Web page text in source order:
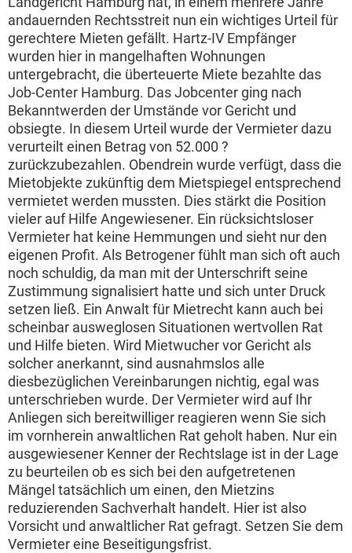
andauernden Rechtsstreit nun ein wichtiges Urteil für
gerechtere Mieten gefällt. Hartz-IV Empfänger
wurden hier in mangelhaften Wohnungen
untergebracht, die überteuerte Miete bezahlte das
Job-Center Hamburg. Das Jobcenter ging nach
Bekanntwerden der Umstände vor Gericht und
obsiegte. In diesem Urteil wurde der Vermieter dazu
verurteilt einen Betrag von 52.000 ?
zurückzubezahlen. Obendrein wurde verfügt, dass die
Mietobjekte zukünftig dem Mietspiegel entsprechend
vermietet werden mussten. Dies stärkt die Position
vieler auf Hilfe Angewiesener. Ein rücksichtsloser
Vermieter hat keine Hemmungen und sieht nur den
eigenen Profit. Als Betrogener fühlt man sich oft auch
noch schuldig, da man mit der Unterschrift seine
Zustimmung signalisiert hatte und sich unter Druck
setzen ließ. Ein Anwalt für Mietrecht kann auch bei
scheinbar ausweglosen Situationen wertvollen Rat
und Hilfe bieten. Wird Mietwucher vor Gericht als
solcher anerkannt, sind ausnahmslos alle
diesbezüglichen Vereinbarungen nichtig, egal was
unterschrieben wurde. Der Vermieter wird auf Ihr
Anliegen sich bereitwilliger reagieren wenn Sie sich
im vornherein anwaltlichen Rat geholt haben. Nur ein
ausgewiesener Kenner der Rechtslage ist in der Lage
zu beurteilen ob es sich bei den aufgetretenen
Mängel tatsächlich um einen, den Mietzins
reduzierenden Sachverhalt handelt. Hier ist also
Vorsicht und anwaltlicher Rat gefragt. Setzen Sie dem
Vermieter eine Beseitigungsfrist.